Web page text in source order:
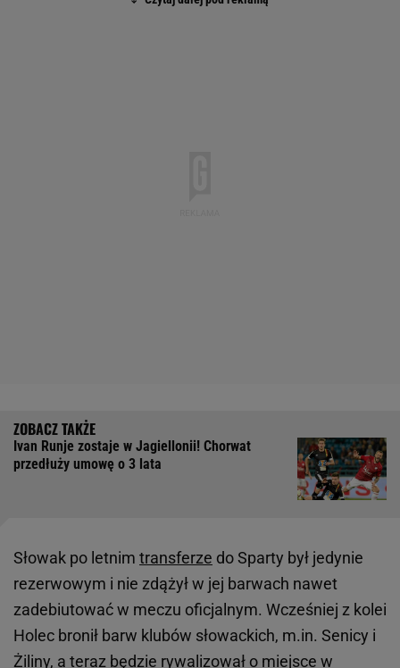
Ivan Runje zostaje w Jagiellonii! Chorwat
przedłuży umowę o 3 lata
Słowak po letnim transferze do Sparty był jedynie
rezerwowym i nie zdążył w jej barwach nawet
zadebiutować w meczu oficjalnym. Wcześniej z kolei
Holec bronił barw klubów słowackich, m.in. Senicy i
Żiliny, a teraz będzie rywalizował o miejsce w